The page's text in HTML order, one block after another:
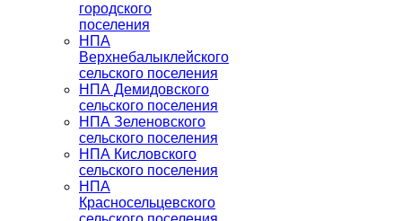
городского
поселения
НПА
Верхнебалыклейского
сельского поселения
НПА Демидовского
сельского поселения
НПА Зеленовского
сельского поселения
НПА Кисловского
сельского поселения
НПА
Красносельцевского